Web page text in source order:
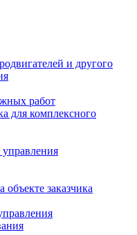
и другого
работ
для комплексного
заказчика